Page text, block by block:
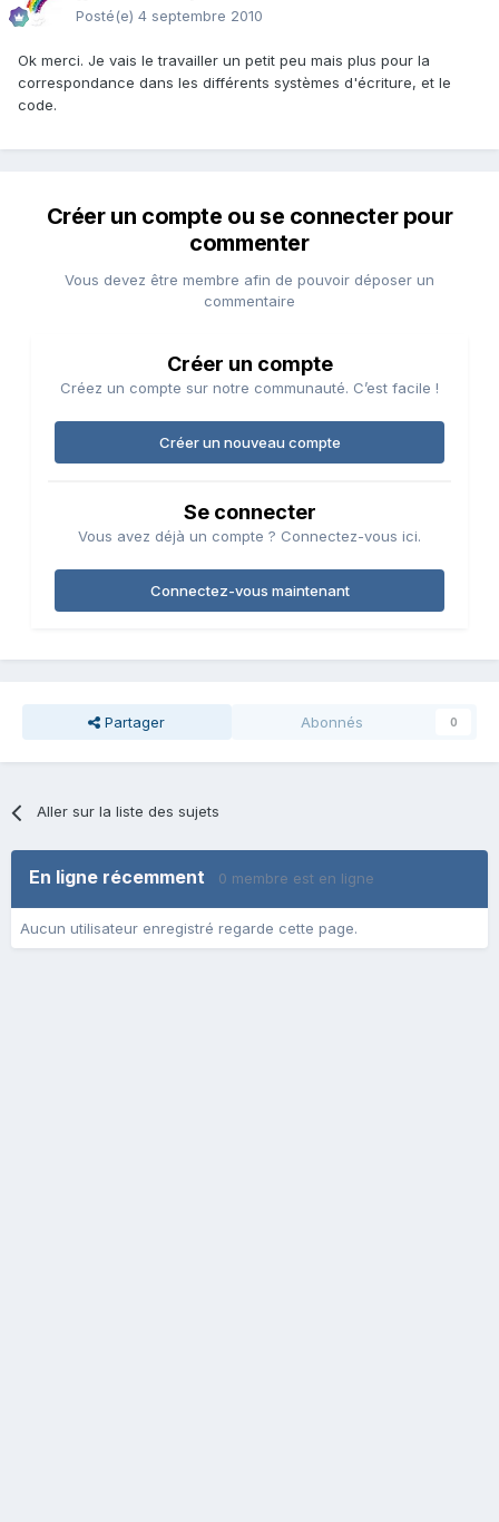
Posté(e) 4 septembre 2010
Ok merci. Je vais le travailler un petit peu mais plus pour la
correspondance dans les différents systèmes d'écriture, et le
code.
Créer un compte ou se connecter pour
commenter
Vous devez être membre afin de pouvoir déposer un
commentaire
Créer un compte
Créez un compte sur notre communauté. C’est facile !
Créer un nouveau compte
Se connecter
Vous avez déjà un compte ? Connectez-vous ici.
Connectez-vous maintenant
Partager Abonnés 0
Aller sur la liste des sujets
En ligne récemment 0 membre est en ligne
Aucun utilisateur enregistré regarde cette page.